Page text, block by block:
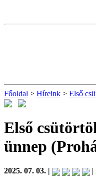
Főoldal > Híreink > Első
Első
ünnep
2025. 07. 03. | |